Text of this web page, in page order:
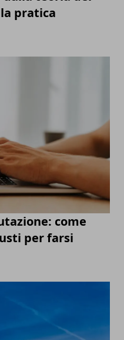
pratica
come
per farsi